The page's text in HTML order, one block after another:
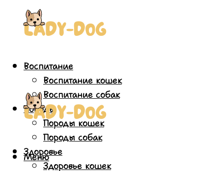
Воспитание
Воспитание кошек
Воспитание собак
Породы
Породы кошек
Породы собак
Здоровье
Здоровье кошек
Меню